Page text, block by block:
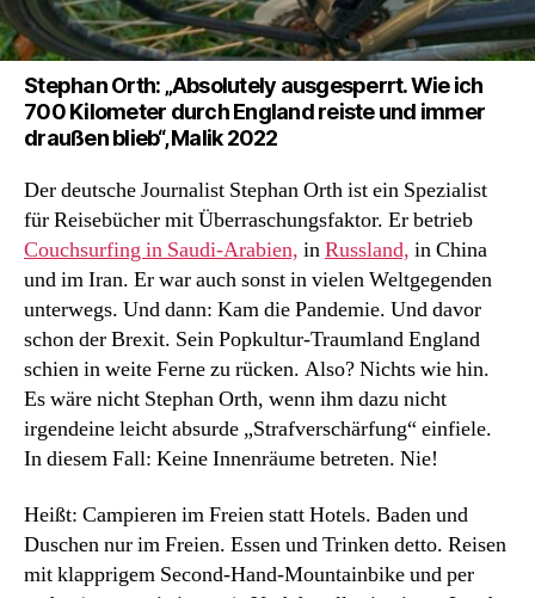
Stephan Orth: „Absolutely ausgesperrt. Wie ich
700 Kilometer durch England reiste und immer
draußen blieb“, Malik 2022
Der deutsche Journalist Stephan Orth ist ein Spezialist
für Reisebücher mit Überraschungsfaktor. Er betrieb
Couchsurfing in Saudi-Arabien, inRussland, in China
und im Iran. Er war auch sonst in vielen Weltgegenden
unterwegs. Und dann: Kam die Pandemie. Und davor
schon der Brexit. Sein Popkultur-Traumland England
schien in weite Ferne zu rücken. Also? Nichts wie hin.
Es wäre nicht Stephan Orth, wenn ihm dazu nicht
irgendeine leicht absurde „Strafverschärfung“ einfiele.
In diesem Fall: Keine Innenräume betreten. Nie!
Heißt: Campieren im Freien statt Hotels. Baden und
Duschen nur im Freien. Essen und Trinken detto. Reisen
mit klapprigem Second-Hand-Mountainbike und per